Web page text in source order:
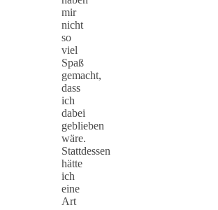
mir
nicht
so
viel
Spaß
gemacht,
dass
ich
dabei
geblieben
wäre.
Stattdessen
hätte
ich
eine
Art